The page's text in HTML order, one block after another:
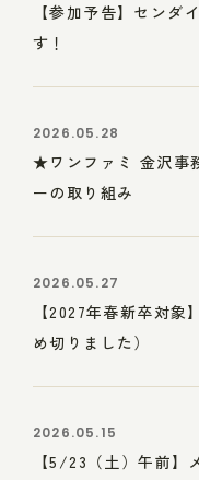
【参加予告】センダ
す！
2026.05.28
★ワンファミ 金沢事
ーの取り組み
2026.05.27
【2027年春新卒対
め切りました）
2026.05.15
【5/23（土）午前】